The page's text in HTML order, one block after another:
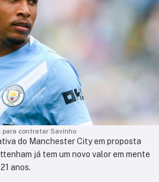
para contratar Savinho
do Manchester City em proposta
já tem um novo valor em mente
anos.